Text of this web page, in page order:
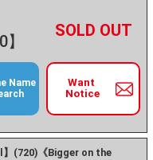
－ +
Want
Notice
Name
】(720)《Bigger on the